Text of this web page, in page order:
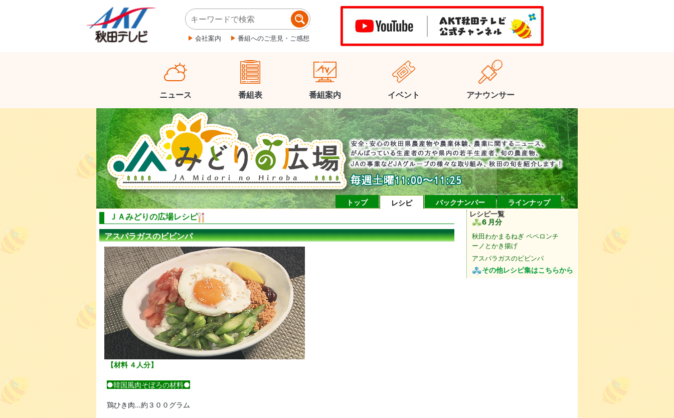
会社案内 番組へのご意見・ご感想
ニュース 番組表 番組案内 イベント アナウンサー
トップ レシピ バックナンバー
ラインナップ
レシピ一覧
6 月分
秋田わかまるねぎ ペペロンチ
ーノとかき揚げ
アスパラガスのビビンパ
その他レシピ集はこちらから
ＪＡみどりの広場レシピ
アスパラガスのビビンパ
【材料 ４人分】
●韓国風肉そぼろの材料●
鶏ひき肉…約３００グラム